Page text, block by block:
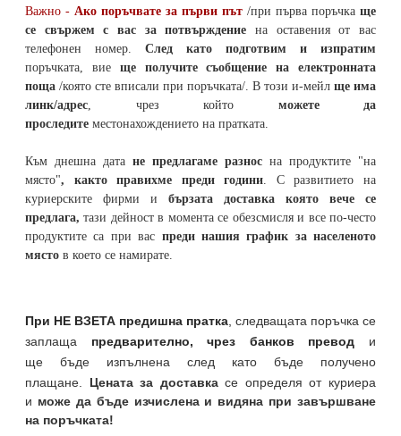
Важно - Ако поръчвате за първи път /при първа поръчка ще
се свържем с вас за потвърждение на оставения от вас
телефонен номер
След като подготвим и изпратим
поръчката, вие ще получите съобщение на електронната
поща /която сте вписали при поръчката/. В този и-мейл ще има
линк/адрес , чрез който можете да
проследите местонахождението на пратката
Към днешна дата не предлагаме разнос на продуктите "на
място", както правихме преди години . С развитието на
куриерските фирми и бързата доставка която вече се
предлага, тази дейност в момента се обезсмисля и все по-често
продуктите са при вас преди нашия график за населеното
място в което се намирате.
При НЕ ВЗЕТА предишна пратка следващата поръчка се
заплаща предварително, чрез банков превод и
ще бъде изпълнена след като бъде получено
плащане. Цената за доставкасе определя от куриера
и може да бъде изчислена и видяна при завършване
на поръчката!